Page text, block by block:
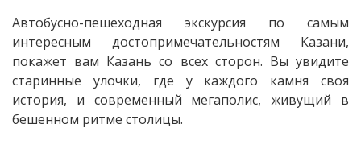
Автобусно-пешеходная экскурсия по самым
интересным достопримечательностям Казани,
покажет вам Казань со всех сторон. Вы увидите
старинные улочки, где у каждого камня своя
история, и современный мегаполис, живущий в
бешенном ритме столицы.